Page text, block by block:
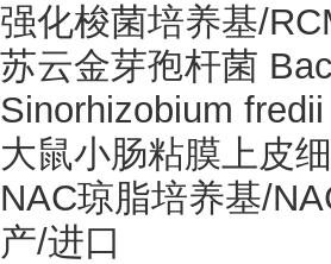
强化梭菌培养基/
苏云金芽孢杆菌
Sinorhizobium fredii
大鼠小肠粘膜上皮
NAC琼脂培养基/
产/进口